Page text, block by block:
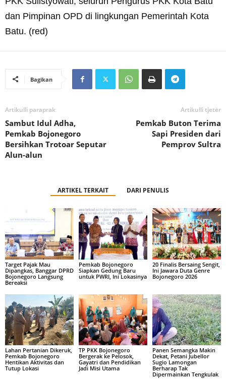
dan Pimpinan OPD di lingkungan Pemerintah Kota
Batu. (red)
Bagikan
Artikulli paraprak
Sambut Idul Adha,
Pemkab Bojonegoro
Bersihkan Trotoar Seputar
Alun-alun
Artikulli tjetër
Pemkab Buton Terima
Sapi Presiden dari
Pemprov Sultra
ARTIKEL TERKAIT DARI PENULIS
Target Pajak Mau
Dipangkas, Banggar DPRD
Bojonegoro Langsung
Bereaksi
Pemkab Bojonegoro
Siapkan Gedung Baru
untuk PWRI, Ini Lokasinya
20 Finalis Bersaing Sengit,
Ini Jawara Duta Genre
Bojonegoro 2026
Lahan Pertanian Dikeruk,
Pemkab Bojonegoro
Hentikan Aktivitas dan
Tutup Lokasi
TP PKK Bojonegoro
Bergerak ke Pelosok,
Gayatri dan Pendidikan
Jadi Misi Utama
Panen Semangka Makin
Dekat, Petani Jubellor
Sugio Lamongan
Berharap Tak
Dipermainkan Tengkulak